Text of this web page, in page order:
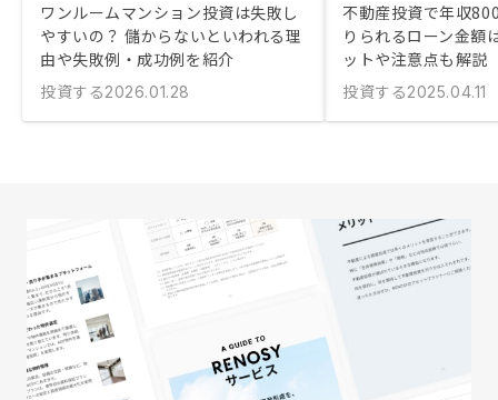
ワンルームマンション投資は失敗し
やすいの？ 儲からないといわれる理
由や失敗例・成功例を紹介
投資する2026.01.28
不動産投資で年収
りられるローン金額
ットや注意点も解説
投資する2025.04.11